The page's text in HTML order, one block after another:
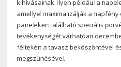
kihívásainak. Ilyen például a
amellyel maximalizálják a
paneleken található speciális
tevékenységét várhatóan
féltekén a tavasz beköszöntével
megszűnésével.